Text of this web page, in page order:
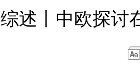
综述丨中欧探讨